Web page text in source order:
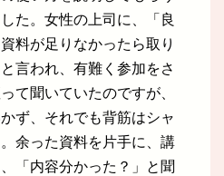
た。女性の上司に、「良
料が足りなかったら取り
言われ、有難く参加をさ
て聞いていたのですが、
ず、それでも背筋はシャ
余った資料を片手に、講
「内容分かった？」と聞